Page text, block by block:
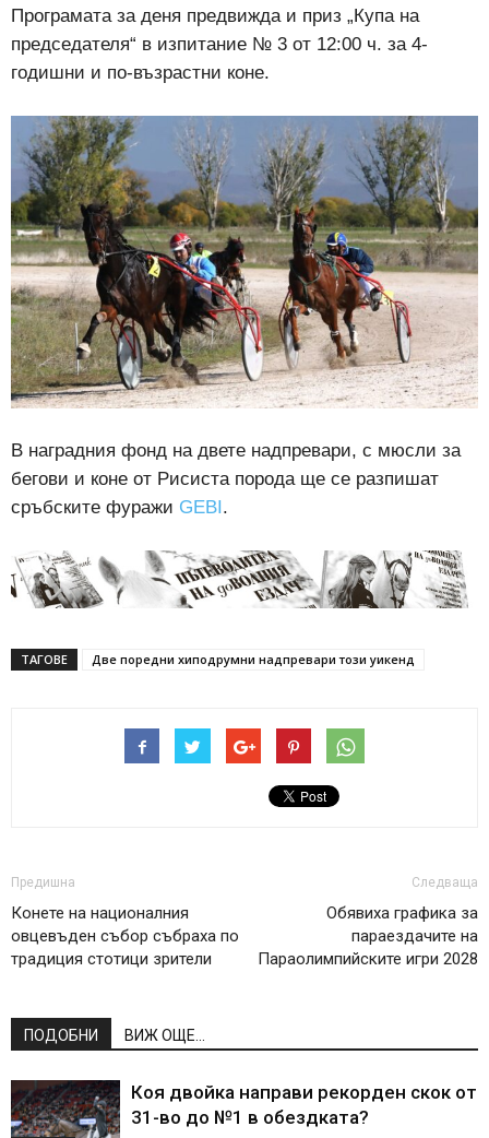
Програмата за деня предвижда и приз „Купа на
председателя“ в изпитание № 3 от 12:00 ч. за 4-
годишни и по-възрастни коне.
В наградния фонд на двете надпревари, с мюсли за
бегови и коне от Рисиста порода ще се разпишат
сръбските фуражи GEBI.
ТАГОВЕ Две поредни хиподрумни надпревари този уикенд
Предишна
Конете на националния
овцевъден събор събраха по
традиция стотици зрители
Следваща
Обявиха графика за
параездачите на
Параолимпийските игри 2028
ПОДОБНИ ВИЖ ОЩЕ...
Коя двойка направи рекорден скок от
31-во до №1 в обездката?